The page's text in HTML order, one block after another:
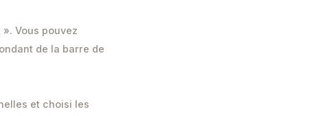
Vous pouvez
de la barre de
et choisi les